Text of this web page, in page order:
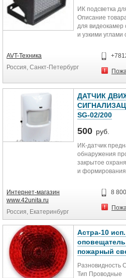
Разрешение в
качестве 720p
Тип компрессии
MJPEG
Вес 0,57 кг
Размер
Температура
ИК подсветка
Описание
для видеокамер
и узкими углами
Дальность
подсветки: 45 °
Нм питание
AVT-Техника
Россия, Санкт-Петербург
ДАТЧИК
SG-02/200
500 руб.
ИК-датчик
обнаружения
закрытое
и
состояния по
контрольную
ИК-датчик
на то, чтобы на
перекрывающих
объектов(штор,
комнатных
зрения
быть окон,
Интернет-магазин
www.42unita.ru
Россия, Екатеринбург
8
Астра-10
пожарный
Разновидность
Тип Проводные